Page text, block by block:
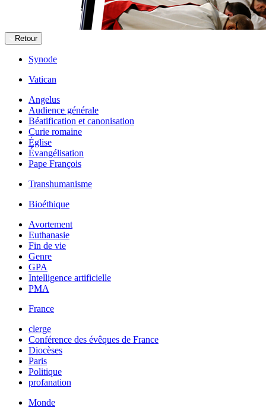
Retour
Synode
Vatican
Angelus
Audience générale
Béatification et canonisation
Curie romaine
Église
Évangélisation
Pape François
Transhumanisme
Bioéthique
Avortement
Euthanasie
Fin de vie
Genre
GPA
Intelligence artificielle
PMA
France
clerge
Conférence des évêques de France
Diocèses
Paris
Politique
profanation
Monde